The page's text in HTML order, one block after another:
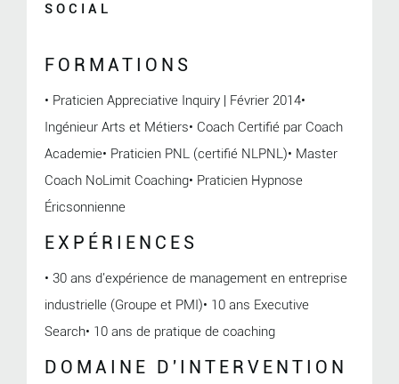
SOCIAL
FORMATIONS
• Praticien Appreciative Inquiry | Février 2014•
Ingénieur Arts et Métiers• Coach Certifié par Coach
Academie• Praticien PNL (certifié NLPNL)• Master
Coach NoLimit Coaching• Praticien Hypnose
Éricsonnienne
EXPÉRIENCES
• 30 ans d'expérience de management en entreprise
industrielle (Groupe et PMI)• 10 ans Executive
Search• 10 ans de pratique de coaching
DOMAINE D'INTERVENTION